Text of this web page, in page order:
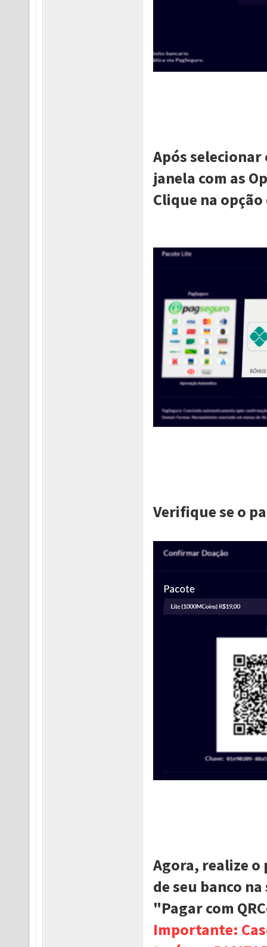
Após selecionar
janela com as
Clique na opção
Verifique se o
Agora, realize o
de seu banco
"Pagar com
Importante: